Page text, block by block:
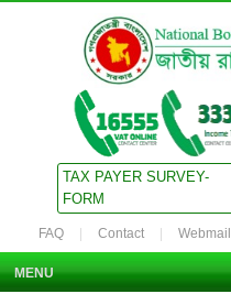
TAX PAYER SURVEY-
FORM
FAQ Contact Webmail
MENU